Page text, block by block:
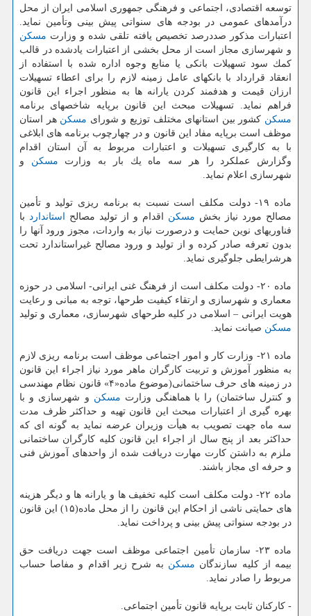
توسعه اقتصادی، اجتماعی و فرهنگی جمهوری اسلامی ایران از محل
درآمدهای عمومی در بودجه های سنواتی پیش بینی وتأمین نماید.
اعتبارات مذكور صددرصد تخصیص یافته تلقی شده و وزارت مسكن
و شهرسازی مجاز است از محل بخشی از اعتبارات یادشده در قالب
كمك سود تسهیلات بانكی یا منابع وجوه اداره شده با استفاده از
انعقاد قرارداد با بانكهای عامل زمینه لازم را برای اعطاء تسهیلات
ارزان قیمت و هدفمند كردن یارانه ها به منظور اجراء این قانون
فراهم نماید. تسهیلات مبحث این قانون برپایه شاخصهای برنامه
مسكن كشور بین استانهای مختلف توزیع و شورای مسكن هر استان
موظف است برپایه مفاد این قانون و در چهارچوب برنامه های ابلاغی
با به كارگیری تسهیلات و اعتبارات مربوط به آن استان اقدام
وگزارش عملكرد را هر سه ماه یك بار به وزارت مسكن و
شهرسازی اعلام نماید.
ماده ۱۹- دولت مكلف است نسبت به برنامه ریزی تولید و تأمین
مصالح مورد نیاز بخش مسكن اقدام و از تولید مصالح استاندارد با
فناوریهای نوین حمایت و درصورت نیاز به واردات، مجوز ورود آنها را
بدون تعرفه صادر كرده و از تولید و ورود مصالح غیراستاندارد تحت
هرشرایطی جلوگیری نماید.
ماده ۲۰- دولت مكلف است از فرهنگ غنی ایرانی- اسلامی در حوزه
معماری و شهرسازی و ارتقاء كیفیت طرحها، توجه به مبانی و رعایت
هویت ایرانی – اسلامی در كلیه طرحهای شهرسازی، معماری و تولید
مسكن صیانت نماید.
ماده ۲۱- وزارت كار و امور اجتماعی موظف است برنامه ریزی لازم
به منظور آموزش و تربیت كارگران ماهر مورد نیاز اجراء این قانون
در زمینه های حرف ساختمانی(موضوع ماده«۴» قانون نظام مهندسی
و كنترل ساختمان) را با هماهنگی وزارت مسكن و شهرسازی و با
بهره گیری از اعتبارات مبحث این قانون تهیه و حداكثر ظرف مدت
سه ماه جهت تصویب به هیأت وزیران عرضه نماید به گونه ای كه
حداكثر بعد از پنج سال از اجراء این قانون كلیه كارگران ساختمانی
ملزم به داشتن كارت مهارت دریافت شده از واحدهای آموزش فنی
و حرفه ای مجاز باشند.
ماده ۲۲- دولت مكلف است كلیه تخفیف ها و یارانه ها و دیگر هزینه
های حمایتی ناشی از احكام این قانون را از محل ماده(۱۵) این قانون
در بودجه سنواتی پیش بینی و پرداخت نماید.
ماده ۲۳- سازمان تأمین اجتماعی موظف است جهت دریافت حق
بیمه از كلیه سازندگان مسكن به شرح زیر اقدام و مفاصا حساب
مربوط را صادر نماید.
- كاركنان ثابت برپایه قانون تأمین اجتماعی.